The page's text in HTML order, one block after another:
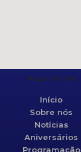
Mapa do site
Início
Sobre nós
Notícias
Aniversários
Programação